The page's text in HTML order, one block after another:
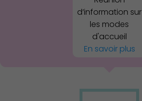
d’information sur
les modes
d'accueil
En savoir plus